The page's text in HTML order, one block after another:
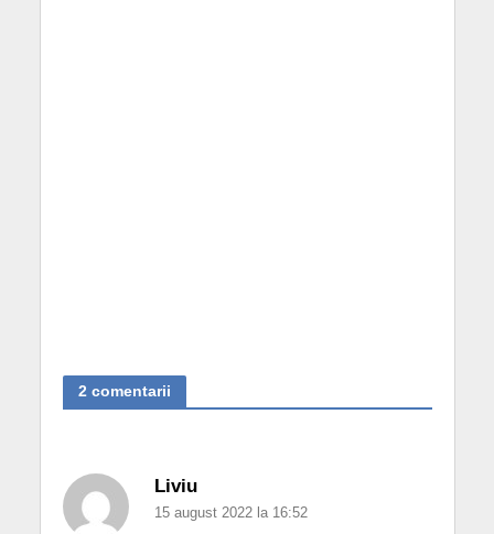
2 comentarii
Liviu
15 august 2022 la 16:52